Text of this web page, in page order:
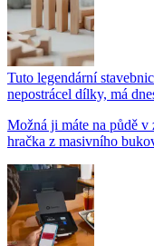
Tuto legendární
nepostrácel dílky, má
Možná ji máte na půdě v
hračka z masivního